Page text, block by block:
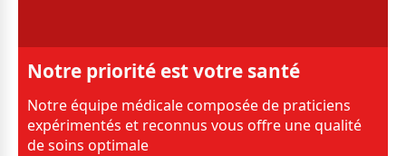
Notre priorité est votre santé
Notre équipe médicale composée de praticiens
expérimentés et reconnus vous offre une qualité
de soins optimale